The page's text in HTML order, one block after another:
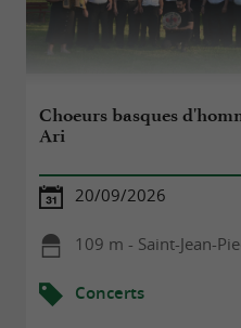
Choeurs basques
Ari
20/09/2026
109 m - Saint-Jean-
Concerts